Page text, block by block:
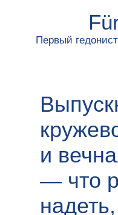
Первый
и
— что